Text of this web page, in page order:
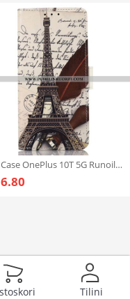
Flip Case OnePlus 10T 5G Runoilijan Eiffel-torni
Tilini